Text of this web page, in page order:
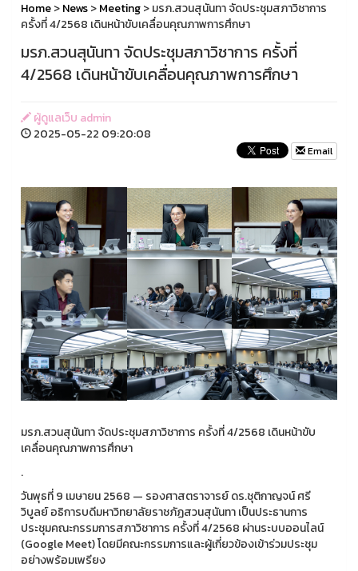
Home>News>Meeting> มรภ.สวนสุนันทา จัดประชุมสภาวิชาการ
ครั้งที่ 4/2568 เดินหน้าขับเคลื่อนคุณภาพการศึกษา
มรภ.สวนสุนันทา จัดประชุมสภาวิชาการ ครั้งที่
4/2568 เดินหน้าขับเคลื่อนคุณภาพการศึกษา
ผู้ดูแลเว็บ admin
2025-05-22 09:20:08
Email
มรภ.สวนสุนันทา จัดประชุมสภาวิชาการ ครั้งที่ 4/2568 เดินหน้าขับ
เคลื่อนคุณภาพการศึกษา
.
วันพุธที่ 9 เมษายน 2568 — รองศาสตราจารย์ ดร.ชุติกาญจน์ ศรี
วิบูลย์ อธิการบดีมหาวิทยาลัยราชภัฏสวนสุนันทา เป็นประธานการ
ประชุมคณะกรรมการสภาวิชาการ ครั้งที่ 4/2568 ผ่านระบบออนไลน์
(Google Meet) โดยมีคณะกรรมการและผู้เกี่ยวข้องเข้าร่วมประชุม
อย่างพร้อมเพรียง